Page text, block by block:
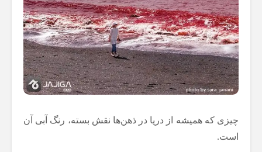
چیزی که همیشه از دریا در ذهن‌ها نقش بسته، رنگ آبی آن
است.